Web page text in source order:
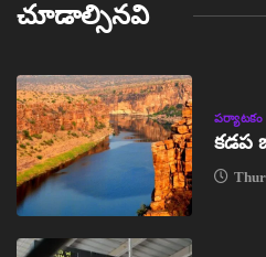
చూడాల్సినవి
పర్యాటకం
కడప